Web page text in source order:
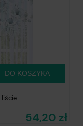
liście
54,20 zł
DO KOSZYKA